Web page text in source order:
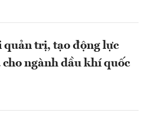
trị, tạo động lực
ngành dầu khí quốc